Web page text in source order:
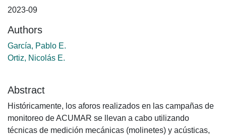
2023-09
Authors
García, Pablo E.
Ortiz, Nicolás E.
Abstract
Históricamente, los aforos realizados en las campañas de
monitoreo de ACUMAR se llevan a cabo utilizando
técnicas de medición mecánicas (molinetes) y acústicas,